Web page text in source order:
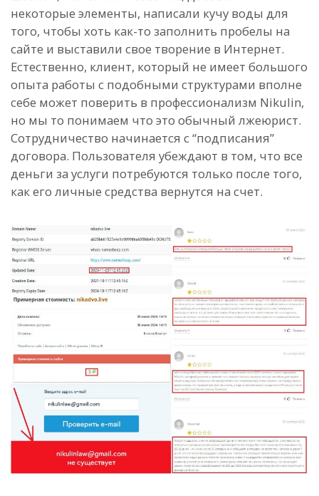
некоторые элементы, написали кучу воды для
того, чтобы хоть как-то заполнить пробелы на
сайте и выставили свое творение в Интернет.
Естественно, клиент, который не имеет большого
опыта работы с подобными структурами вполне
себе может поверить в профессионализм Nikulin,
но мы то понимаем что это обычный лжеюрист.
Сотрудничество начинается с “подписания”
договора. Пользователя убеждают в том, что все
деньги за услуги потребуются только после того,
как его личные средства вернутся на счет.